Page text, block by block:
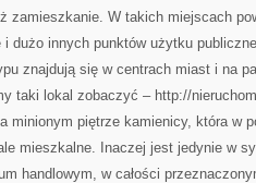
zamieszkanie. W takich miejscach
i dużo innych punktów użytku
znajdują się w centrach miast i na
taki lokal zobaczyć – http://
minionym piętrze kamienicy, która w
mieszkalne. Inaczej jest jedynie w
handlowym, w całości